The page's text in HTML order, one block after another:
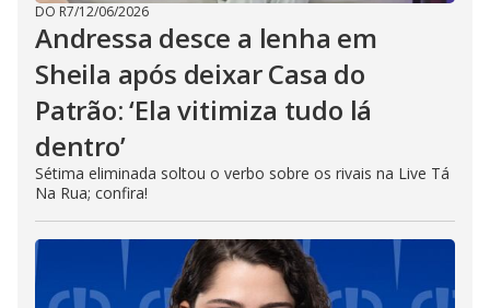
DO R7/12/06/2026
Andressa desce a lenha em
Sheila após deixar Casa do
Patrão: ‘Ela vitimiza tudo lá
dentro’
Sétima eliminada soltou o verbo sobre os rivais na Live Tá
Na Rua; confira!